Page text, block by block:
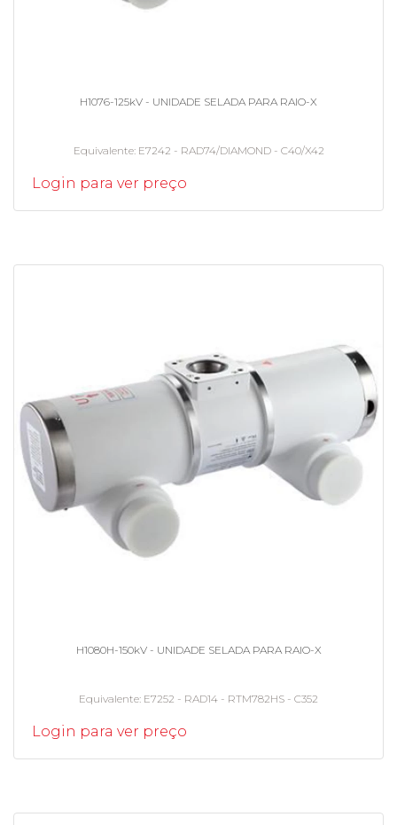
H1076-125kV - UNIDADE SELADA PARA RAIO-X
Equivalente E7242 - RAD74/DIAMOND - C40/X42
Login para ver preço
H1080H-150kV - UNIDADE SELADA PARA RAIO-X
Equivalente E7252 - RAD14 - RTM782HS - C352
Login para ver preço